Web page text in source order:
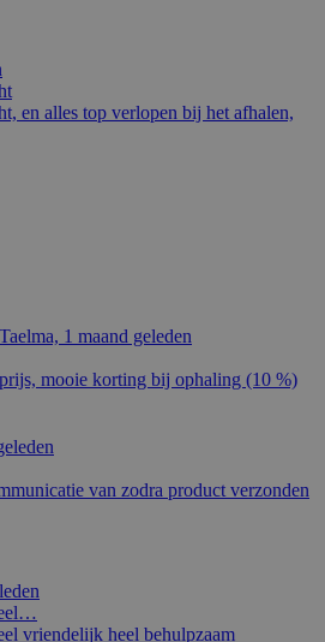
en alles top verlopen bij het afhalen,
1 maand geleden
mooie korting bij ophaling (10 %)
van zodra product verzonden
vriendelijk heel behulpzaam